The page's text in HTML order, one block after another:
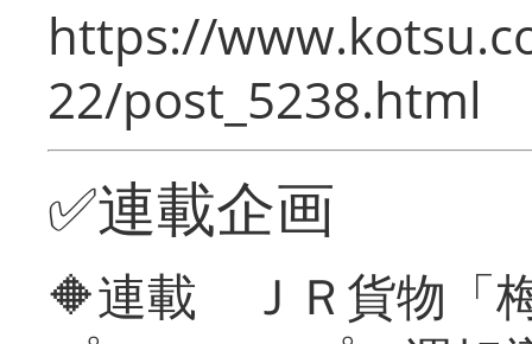
https://
22/post_5238.html
✅連載企画
🔶連載 ＪＲ貨物「